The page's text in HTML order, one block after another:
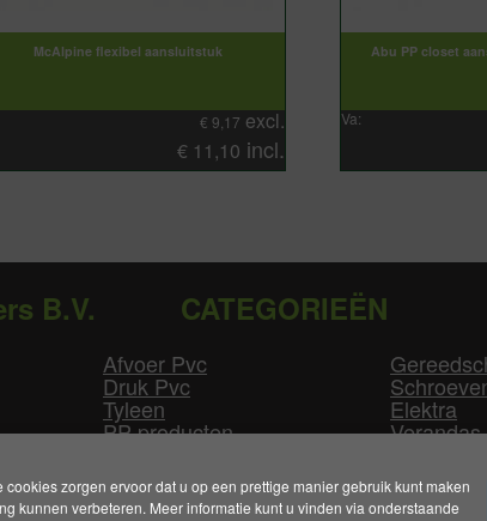
zorgen ervoor dat u op een prettige manier gebruik kunt maken
kunnen verbeteren. Meer informatie kunt u vinden via onderstaande
McAlpine flexibel aansluitstuk
€ 9,17 excl.
€ 11,10 incl.
Abu PP closet
Va:
B.V. CATEGORIEËN
Afvoer Pvc
Druk Pvc
Tyleen
PP producten
GLW producten
Elektra
Verandas
Overige